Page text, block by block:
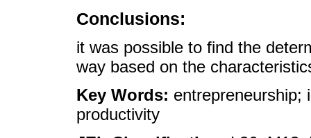
Conclusions:
it was possible to find the
way based on the
Key Words: entrepreneurship;
productivity